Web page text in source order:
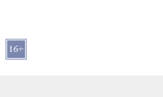
разрабатывает
двое типа детишек, один